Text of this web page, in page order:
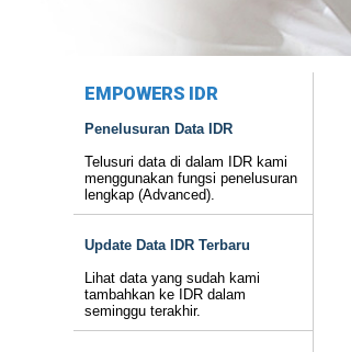
EMPOWERS IDR
Penelusuran Data IDR
Telusuri data di dalam IDR kami
menggunakan fungsi penelusuran
lengkap (Advanced).
Update Data IDR Terbaru
Lihat data yang sudah kami
tambahkan ke IDR dalam
seminggu terakhir.